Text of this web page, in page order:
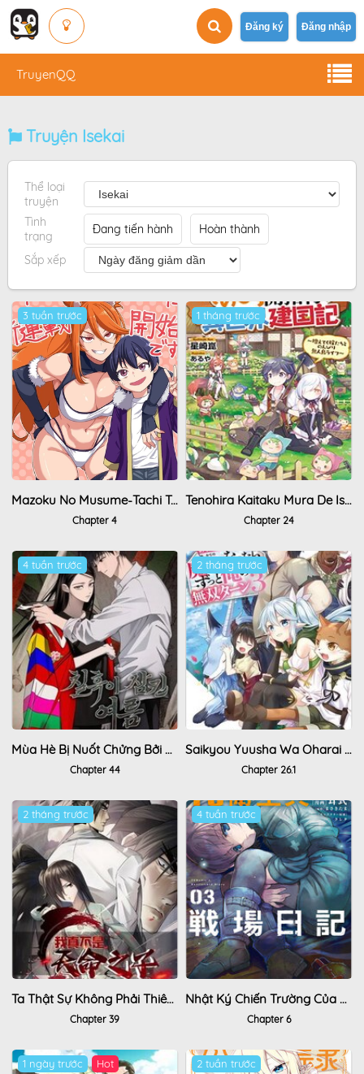
Đăng ký Đăng nhập
TruyenQQ
Truyện Isekai
Thể loại
truyện
Tình
trạng
Đang tiến hành Hoàn thành
Sắp xếp
3 tuần trước
Mazoku No Musume-Tachi To Okuru Midareta Isekai Seikatsu
Chapter 4
1 tháng trước
Tenohira Kaitaku Mura De Isekai Kenkokuki: Fueteku Yome-Tachi To Nonbiri Mujintou Life
Chapter 24
4 tuần trước
Mùa Hè Bị Nuốt Chửng Bởi Bóng Tối
Chapter 44
2 tháng trước
Saikyou Yuusha Wa Oharai Hako: Maou Ni Nattara Zutto Ore No Musou Return
Chapter 26.1
2 tháng trước
Ta Thật Sự Không Phải Thiên Mệnh Chi Tử
Chapter 39
4 tuần trước
Nhật Ký Chiến Trường Của Quân Y Bị Hoán Đổi Giới Tính
Chapter 6
1 ngày trước Hot 2 tuần trước